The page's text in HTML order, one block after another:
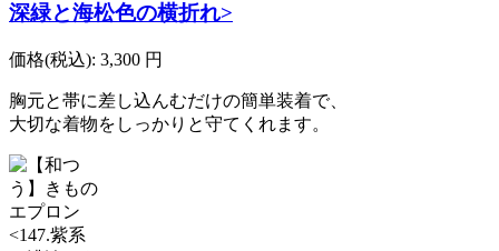
深緑と海松色の横折れ>
価格(税込): 3,300 円
胸元と帯に差し込んむだけの簡単装着で、
大切な着物をしっかりと守てくれます。